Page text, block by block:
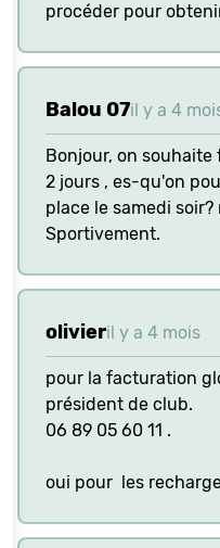
procéder pour
Balou 07il y a 4
Bonjour, on souhaite
2 jours , es-qu'on
place le samedi
Sportivement.
olivieril y a 4 mois
pour la facturation
président de club.
06 89 05 60 11 .
oui pour les